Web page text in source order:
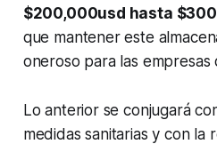
$200,000usd hasta
que mantener este
oneroso para las empresas
Lo anterior se conjugará
medidas sanitarias y con la